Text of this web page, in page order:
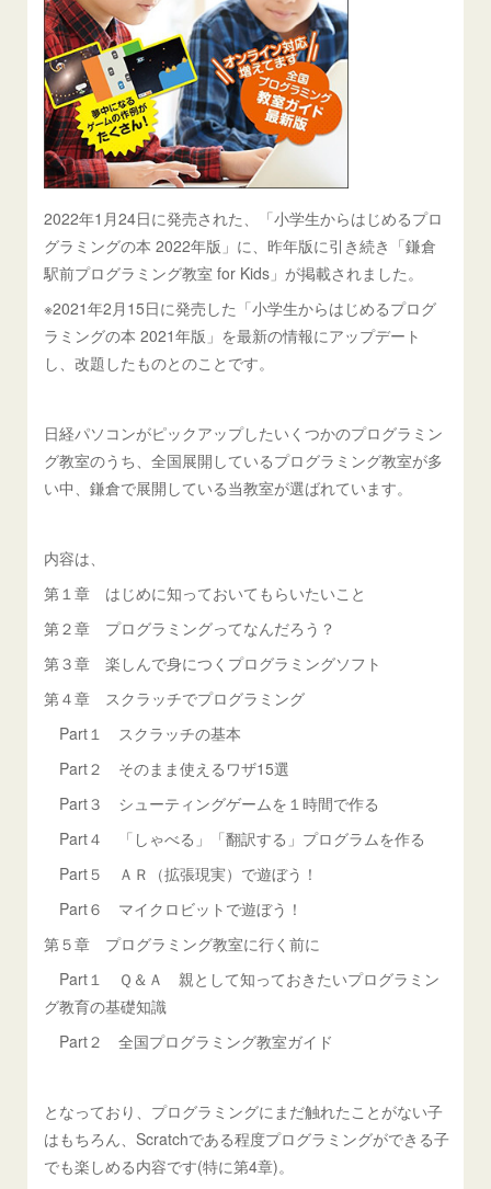
2022年1月24日に発売された、「小学生からはじめるプロ
グラミングの本 2022年版」に、昨年版に引き続き「鎌倉
駅前プログラミング教室 for Kids」が掲載されました。
※2021年2月15日に発売した「小学生からはじめるプログ
ラミングの本 2021年版」を最新の情報にアップデート
し、改題したものとのことです。
日経パソコンがピックアップしたいくつかのプログラミン
グ教室のうち、全国展開しているプログラミング教室が多
い中、鎌倉で展開している当教室が選ばれています。
内容は、
第１章 はじめに知っておいてもらいたいこと
第２章 プログラミングってなんだろう？
第３章 楽しんで身につくプログラミングソフト
第４章 スクラッチでプログラミング
Part１ スクラッチの基本
Part２ そのまま使えるワザ15選
Part３ シューティングゲームを１時間で作る
Part４ 「しゃべる」「翻訳する」プログラムを作る
Part５ ＡＲ（拡張現実）で遊ぼう！
Part６ マイクロビットで遊ぼう！
第５章 プログラミング教室に行く前に
Part１ Ｑ＆Ａ 親として知っておきたいプログラミン
グ教育の基礎知識
Part２ 全国プログラミング教室ガイド
となっており、プログラミングにまだ触れたことがない子
はもちろん、Scratchである程度プログラミングができる子
でも楽しめる内容です(特に第4章)。